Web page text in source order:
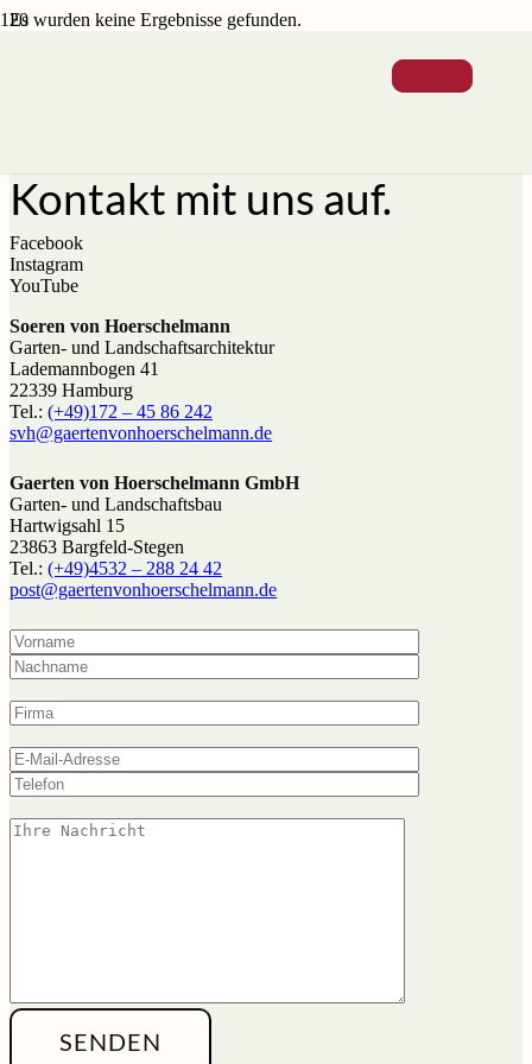
Es wurden keine Ergebnisse gefunden.
Rufen Sie uns an und
Kontakt mit uns auf.
Facebook
Instagram
YouTube
Soeren von Hoerschelmann
Garten- und Landschaftsarchitektur
Lademannbogen 41
22339 Hamburg
Tel.: (+49)172 – 45 86 242
svh@gaerten­von­hoerschel­mann.de
Gaerten von Hoerschelmann GmbH
Garten- und Landschaftsbau
Hartwigsahl 15
23863 Bargfeld-Stegen
Tel.: (+49)4532 – 288 24 42
post@gaerten­von­hoerschel­mann.de